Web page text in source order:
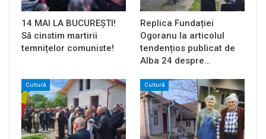
14 MAI LA BUCUREȘTI!
Să cinstim martirii
temnițelor comuniste!
Replica Fundației
Ogoranu la articolul
tendențios publicat de
Alba 24 despre…
Cultură Cultură